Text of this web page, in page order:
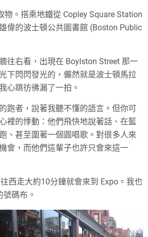
物。搭乘地鐵從 Copley Square Station
偉的波士頓公共圖書館 (Boston Public
往右看，出現在 Boylston Street 那一
下閃閃發光的，儼然就是波士頓馬拉
心跳彷彿漏了一拍。
跑者，說著我聽不懂的語言。但你可
裡的悸動：他們飛快地說著話、在藍
、甚至圍著一個圓唱歌。對很多人來
會，而他們這輩子也許只會來這一
西走大約10分鐘就會來到 Expo。我也
碼布。